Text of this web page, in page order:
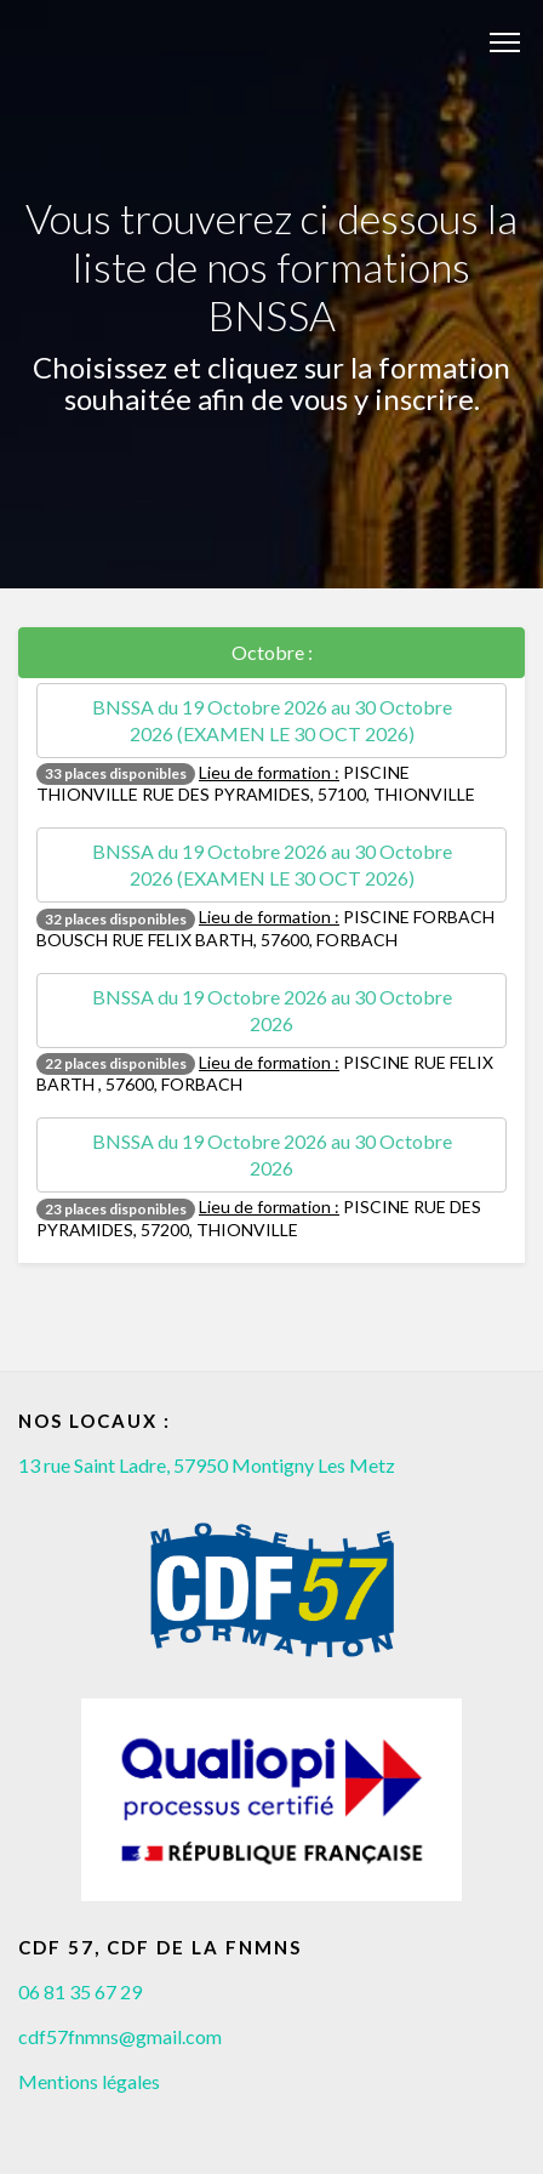
Vous trouverez ci dessous la
liste de nos formations
BNSSA
Choisissez et cliquez sur la formation
souhaitée afin de vous y inscrire.
Octobre :
33 places disponibles Lieu de formation : PISCINE
THIONVILLE RUE DES PYRAMIDES, 57100, THIONVILLE
32 places disponibles Lieu de formation : PISCINE FORBACH
BOUSCH RUE FELIX BARTH, 57600, FORBACH
22 places disponibles Lieu de formation : PISCINE RUE FELIX
BARTH , 57600, FORBACH
23 places disponibles Lieu de formation : PISCINE RUE DES
PYRAMIDES, 57200, THIONVILLE
NOS LOCAUX :
13 rue Saint Ladre, 57950 Montigny Les Metz
CDF 57, CDF DE LA FNMNS
06 81 35 67 29
cdf57fnmns@gmail.com
Mentions légales